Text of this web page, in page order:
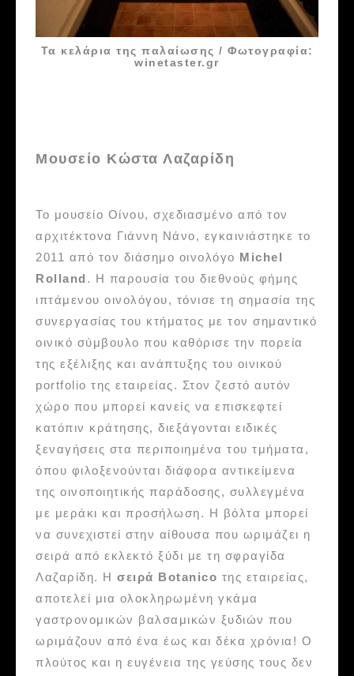
Τα κελάρια της παλαίωσης / Φωτογραφία:
winetaster.gr
Μουσείο Κώστα Λαζαρίδη
Το μουσείο Οίνου, σχεδιασμένο από τον
αρχιτέκτονα Γιάννη Νάνο, εγκαινιάστηκε το
2011 από τον διάσημο οινολόγο Michel
Rolland . Η παρουσία του διεθνούς φήμης
ιπτάμενου οινολόγου, τόνισε τη σημασία της
συνεργασίας του κτήματος με τον σημαντικό
οινικό σύμβουλο που καθόρισε την πορεία
της εξέλιξης και ανάπτυξης του οινικού
portfolio της εταιρείας. Στον ζεστό αυτόν
χώρο που μπορεί κανείς να επισκεφτεί
κατόπιν κράτησης, διεξάγονται ειδικές
ξεναγήσεις στα περιποιημένα του τμήματα,
όπου φιλοξενούνται διάφορα αντικείμενα
της οινοποιητικής παράδοσης, συλλεγμένα
με μεράκι και προσήλωση. Η βόλτα μπορεί
να συνεχιστεί στην αίθουσα που ωριμάζει η
σειρά από εκλεκτό ξύδι με τη σφραγίδα
Λαζαρίδη. Η σειρά Botanico της εταιρείας,
αποτελεί μια ολοκληρωμένη γκάμα
γαστρονομικών βαλσαμικών ξυδιών που
ωριμάζουν από ένα έως και δέκα χρόνια! Ο
πλούτος και η ευγένεια της γεύσης τους δεν